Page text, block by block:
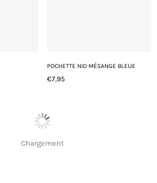
POCHETTE NID MÉSANGE BLEUE
Prix
€7,95
Chargement